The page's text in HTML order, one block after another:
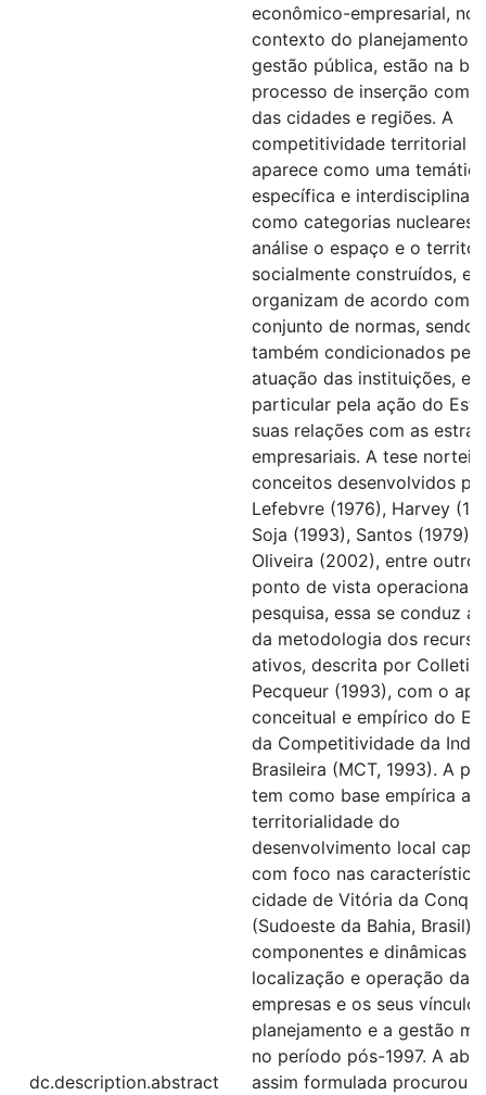
dc.description.abstract
econômico-empresarial, no
contexto do planejamento e
gestão pública, estão na
processo de inserção
das cidades e regiões. A
competitividade territorial e
aparece como uma temática
específica e interdisciplinar,
como categorias nucleares
análise o espaço e o
socialmente construídos, e
organizam de acordo com
conjunto de normas, sendo
também condicionados pela
atuação das instituições, e
particular pela ação do
suas relações com as
empresariais. A tese
conceitos desenvolvidos
Lefebvre (1976), Harvey
Soja (1993), Santos (1979) e
Oliveira (2002), entre
ponto de vista operacional
pesquisa, essa se conduz
da metodologia dos
ativos, descrita por Colletis
Pecqueur (1993), com o
conceitual e empírico do
da Competitividade da
Brasileira (MCT, 1993). A
tem como base empírica a
territorialidade do
desenvolvimento local
com foco nas
cidade de Vitória da
(Sudoeste da Bahia, Brasil),
componentes e dinâmicas
localização e operação das
empresas e os seus
planejamento e a gestão
no período pós-1997. A
assim formulada procurou